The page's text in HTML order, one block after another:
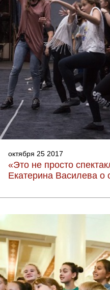
октября 25 2017
«Это не просто
Екатерина Василева